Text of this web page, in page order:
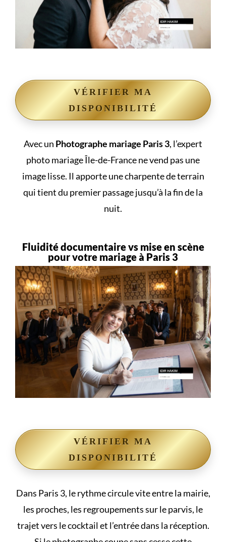
VÉRIFIER MA
DISPONIBILITÉ
Avec un Photographe mariage Paris 3, l’expert
photo mariage Île-de-France ne vend pas une
image lisse. Il apporte une charpente de terrain
qui tient du premier passage jusqu’à la fin de la
nuit.
Fluidité documentaire vs mise en scène
pour votre mariage à Paris 3
VÉRIFIER MA
DISPONIBILITÉ
Dans Paris 3, le rythme circule vite entre la mairie,
les proches, les regroupements sur le parvis, le
trajet vers le cocktail et l’entrée dans la réception.